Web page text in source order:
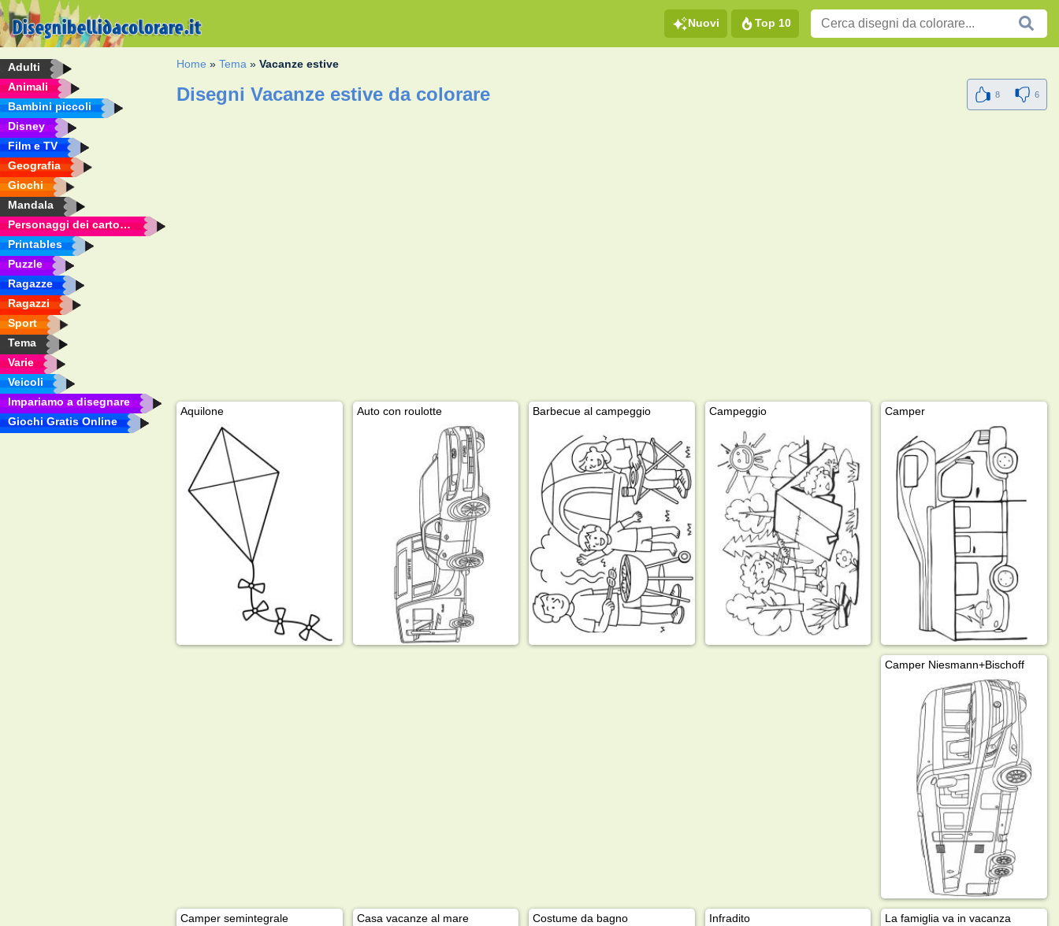
Nuovi Top 10
Adulti
Animali
Bambini piccoli
Disney
Film e TV
Geografia
Giochi
Mandala
Personaggi dei cartoni animati
Printables
Puzzle
Ragazze
Ragazzi
Sport
Tema
Varie
Veicoli
Impariamo a disegnare
Giochi Gratis Online
Home »Tema »Vacanze estive
Disegni Vacanze estive da colorare 8 6
Aquilone Auto con roulotte Barbecue al campeggio Campeggio Camper
Camper Niesmann+Bischoff
Camper semintegrale Casa vacanze al mare Costume da bagno Infradito La famiglia va in vacanza